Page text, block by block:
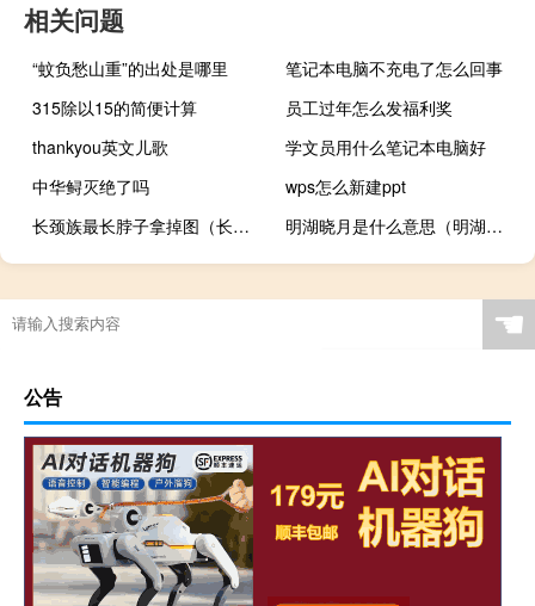
相关问题
“蚊负愁山重”的出处是哪里
笔记本电脑不充电了怎么回事
315除以15的简便计算
员工过年怎么发福利奖
thankyou英文儿歌
学文员用什么笔记本电脑好
中华鲟灭绝了吗
wps怎么新建ppt
长颈族最长脖子拿掉图（长颈族拿下环的照片）
明湖晓月是什么意思（明湖晓月是什么意思）
☚
公告